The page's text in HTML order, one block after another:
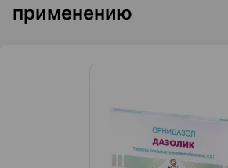
применению